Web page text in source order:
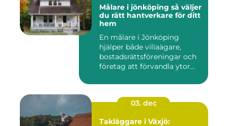
Målare i jönköping så väljer
du rätt hantverkare för ditt
hem
En målare i Jönköping
hjälper både villaägare,
bostadsrättsföreningar och
företag att förvandla ytor...
03. dec
Takläggare i Växjö: